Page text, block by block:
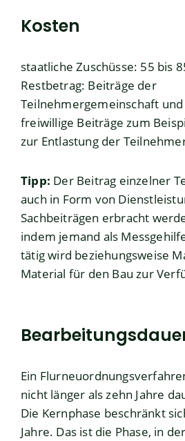
Kosten
staatliche Zuschüsse: 55 bis
Restbetrag: Beiträge der
Teilnehmergemeinschaft
freiwillige Beiträge zum
zur Entlastung der
Tipp: Der Beitrag einzelner
auch in Form von
Sachbeiträgen erbracht
indem jemand als
tätig wird beziehungsweise
Material für den Bau zur
Ein
nicht länger als zehn Jahre
Die Kernphase beschränkt
Jahre. Das ist die Phase, in